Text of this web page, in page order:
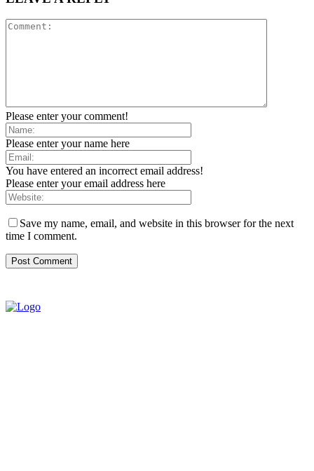
Please enter your comment!
Please enter your name here
You have entered an incorrect email address!
Please enter your email address here
Save my name, email, and website in this browser for the next
time I comment.